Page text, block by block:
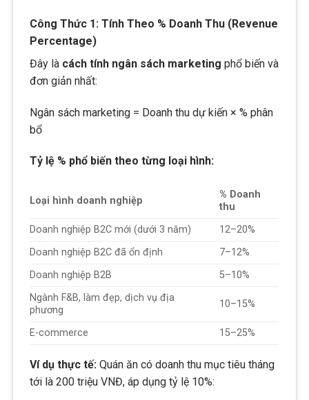
Công Thức 1: Tính Theo % Doanh Thu (Revenue
Percentage)
Đây là cách tính ngân sách marketing phổ biến và
đơn giản nhất:
Ngân sách marketing = Doanh thu dự kiến × % phân
bổ
Tỷ lệ % phổ biến theo từng loại hình:
Loại hình doanh nghiệp
% Doanh
thu
Doanh nghiệp B2C mới (dưới 3 năm)
12–20%
Doanh nghiệp B2C đã ổn định
7–12%
Doanh nghiệp B2B
5–10%
Ngành F&B, làm đẹp, dịch vụ địa
phương
10–15%
E-commerce 15–25%
Ví dụ thực tế: Quán ăn có doanh thu mục tiêu tháng
tới là 200 triệu VNĐ, áp dụng tỷ lệ 10%: